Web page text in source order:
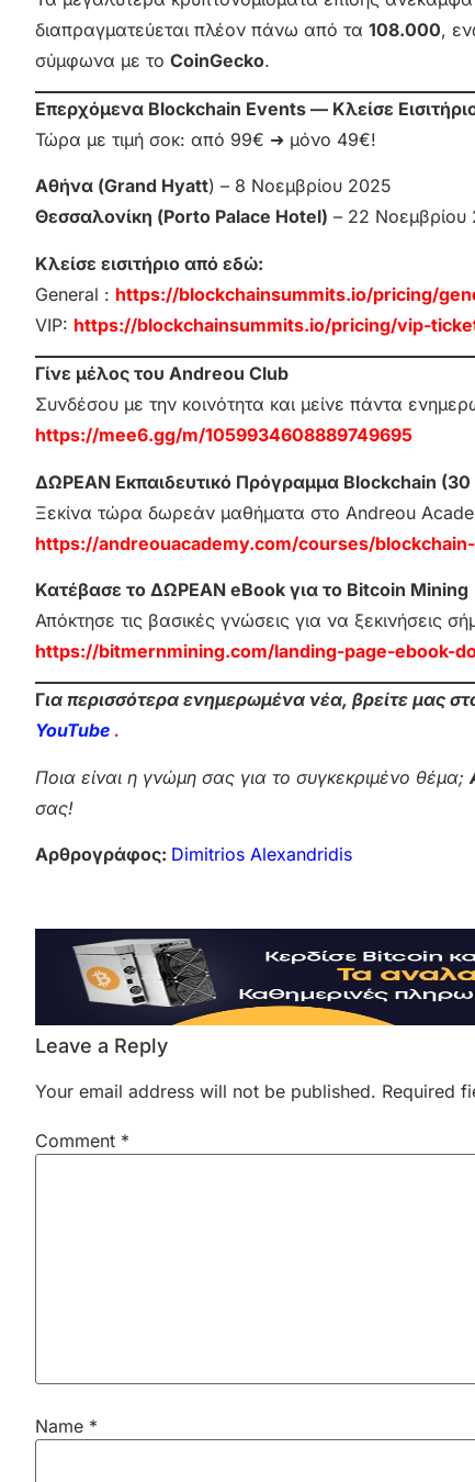
διαπραγματεύεται πλέον πάνω από τα 108.000,
σύμφωνα με το CoinGecko.
Επερχόμενα Blockchain Events — Κλείσε
Τώρα με τιμή σοκ: από 99€ ➜ μόνο 49€!
Αθήνα (Grand Hyatt) – 8 Νοεμβρίου 2025
Θεσσαλονίκη (Porto Palace Hotel) – 22 Νοεμβρίου
Κλείσε εισιτήριο από εδώ:
General : https://blockchainsummits.io/pricing/
VIP: https://blockchainsummits.io/pricing/vip-
Γίνε μέλος του Andreou Club
Συνδέσου με την κοινότητα και μείνε πάντα
https://mee6.gg/m/1059934608889749695
ΔΩΡΕΑΝ Εκπαιδευτικό Πρόγραμμα Blockchain (30
Ξεκίνα τώρα δωρεάν μαθήματα στο Andreou
https://andreouacademy.com/courses/
Κατέβασε το ΔΩΡΕΑΝ eBook για το Bitcoin Mining
Απόκτησε τις βασικές γνώσεις για να ξεκινήσεις
https://bitmernmining.com/landing-page-ebook-
Για περισσότερα ενημερωμένα νέα, βρείτε μας
YouTube .
Ποια είναι η γνώμη σας για το συγκεκριμένο θέμα;
σας!
Αρθρογράφος: Dimitrios Alexandridis
Leave a Reply
Your email address will not be published. Required
Comment *
Name *